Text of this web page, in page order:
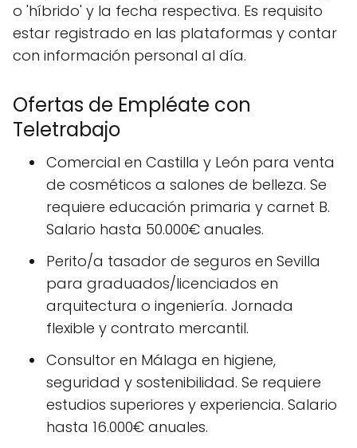
o 'híbrido' y la fecha respectiva. Es requisito
estar registrado en las plataformas y contar
con información personal al día.
Ofertas de Empléate con
Teletrabajo
Comercial en Castilla y León para venta
de cosméticos a salones de belleza. Se
requiere educación primaria y carnet B.
Salario hasta 50.000€ anuales.
Perito/a tasador de seguros en Sevilla
para graduados/licenciados en
arquitectura o ingeniería. Jornada
flexible y contrato mercantil.
Consultor en Málaga en higiene,
seguridad y sostenibilidad. Se requiere
estudios superiores y experiencia. Salario
hasta 16.000€ anuales.